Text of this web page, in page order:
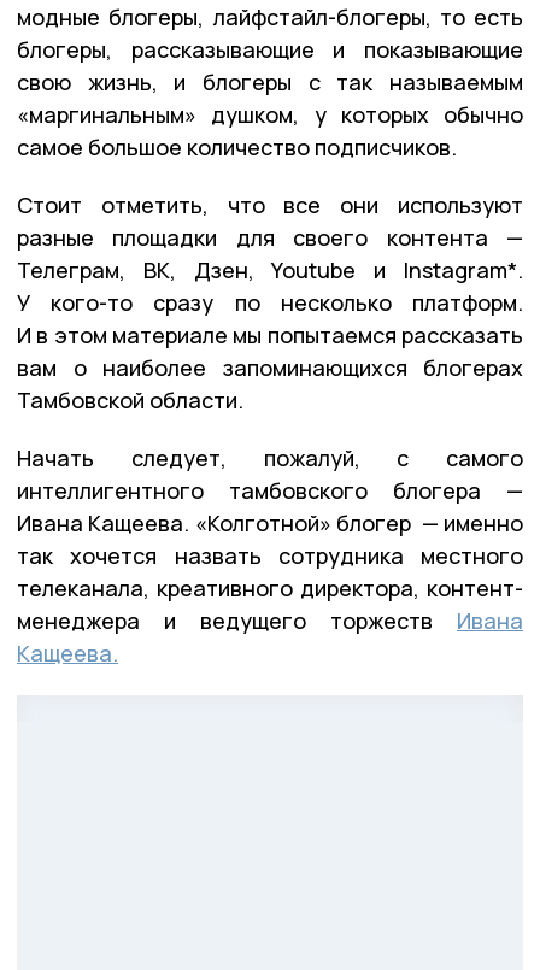
модные блогеры, лайфстайл-блогеры, то есть
блогеры, рассказывающие и показывающие
свою жизнь, и блогеры с так называемым
«маргинальным» душком, у которых обычно
самое большое количество подписчиков.
Стоит отметить, что все они используют
разные площадки для своего контента —
Телеграм, ВК, Дзен, Youtube и Instagram*.
У кого-то сразу по несколько платформ.
И в этом материале мы попытаемся рассказать
вам о наиболее запоминающихся блогерах
Тамбовской области.
Начать следует, пожалуй, с самого
интеллигентного тамбовского блогера —
Ивана Кащеева. «Колготной» блогер — именно
так хочется назвать сотрудника местного
телеканала, креативного директора, контент-
менеджера и ведущего торжеств Ивана
Кащеева.